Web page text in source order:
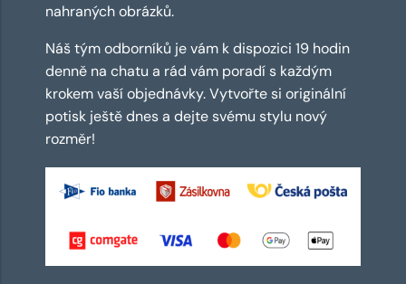
nahraných obrázků.
Náš tým odborníků je vám k dispozici 19 hodin
denně na chatu a rád vám poradí s každým
krokem vaší objednávky. Vytvořte si originální
potisk ještě dnes a dejte svému stylu nový
rozměr!